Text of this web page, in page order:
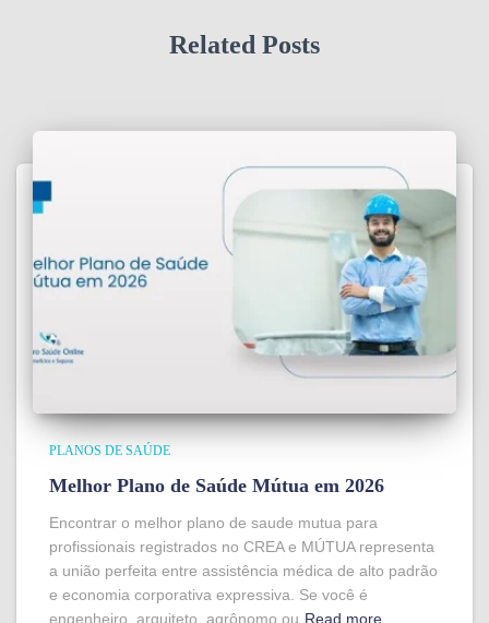
Related Posts
PLANOS DE SAÚDE
Melhor Plano de Saúde Mútua em 2026
Encontrar o melhor plano de saude mutua para
profissionais registrados no CREA e MÚTUA representa
a união perfeita entre assistência médica de alto padrão
e economia corporativa expressiva. Se você é
engenheiro, arquiteto, agrônomo ou Read more…